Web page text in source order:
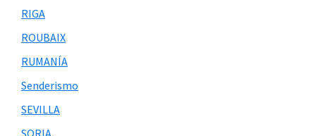
RIGA
ROUBAIX
RUMANÍA
Senderismo
SEVILLA
SORIA